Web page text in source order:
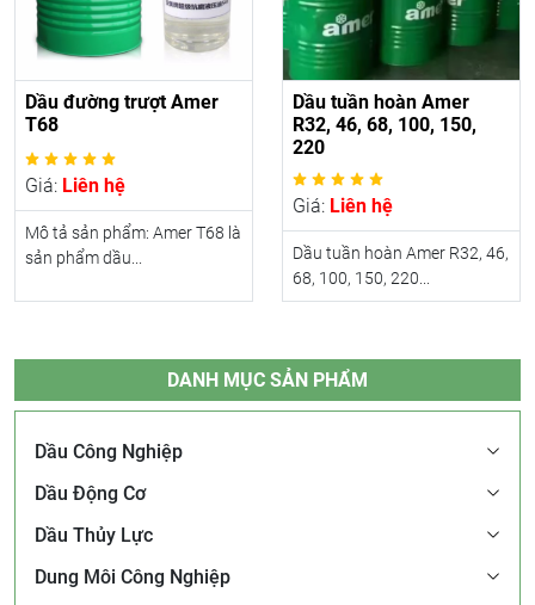
Dầu đường trượt Amer
T68
Giá: Liên hệ
Mô tả sản phẩm: Amer T68 là
sản phẩm dầu...
Dầu tuần hoàn Amer
R32, 46, 68, 100, 150,
220
Giá: Liên hệ
Dầu tuần hoàn Amer R32, 46,
68, 100, 150, 220...
DANH MỤC SẢN PHẨM
Dầu Công Nghiệp
Dầu Động Cơ
Dầu Thủy Lực
Dung Môi Công Nghiệp